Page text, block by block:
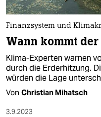
Finanzsystem und
Wann kommt
Klima-Experten warnen
durch die Erderhitzung.
würden die Lage
Von Christian Mihatsch
3.9.2023